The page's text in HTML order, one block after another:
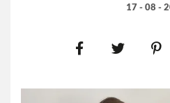
17 - 08 -